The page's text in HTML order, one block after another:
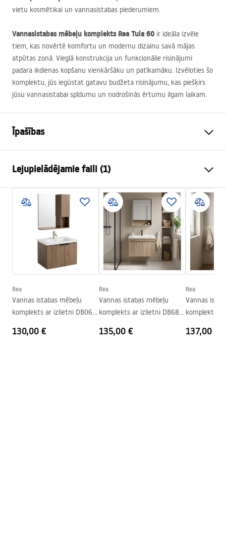
vietu kosmētikai un vannasistabas piederumiem.
Vannasistabas mēbeļu komplekts Rea Tula 60 ir ideāla izvēle
tiem, kas novērtē komfortu un modernu dizainu savā mājas
atpūtas zonā. Vieglā konstrukcija un funkcionālie risinājumi
padara ikdienas kopšanu vienkāršāku un patīkamāku. Izvēloties šo
komplektu, jūs iegūstat gatavu budžeta risinājumu, kas piešķirs
jūsu vannasistabai spīdumu un nodrošinās ērtumu ilgam laikam.
Īpašības
Uzstādīšanas veids
Materiāls
Santehnikas keramika,
Plastmasa
mm
580mm
Lejupielādējamie faili (1)
Garantijas noteikumi
Warranty_Terms_and_Conditions_Basins_-_5.pdf
Rea
Vannas istabas mēbeļu
komplekts ar izlietni DB06-
130,00 €
Rea
Vannas istabas mēbeļu
komplekts ar izlietni DB68-
135,00 €
Rea
Vannas
komplekts
137,00 €